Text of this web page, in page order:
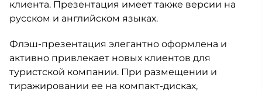
клиента. Презентация имеет также версии на
русском и английском языках.
Флэш-презентация элегантно оформлена и
активно привлекает новых клиентов для
туристской компании. При размещении и
тиражировании ее на компакт-дисках,